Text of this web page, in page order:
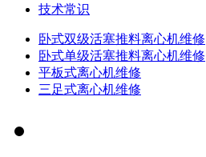
技术常识
卧式双级活塞推料离心机维修
卧式单级活塞推料离心机维修
平板式离心机维修
三足式离心机维修